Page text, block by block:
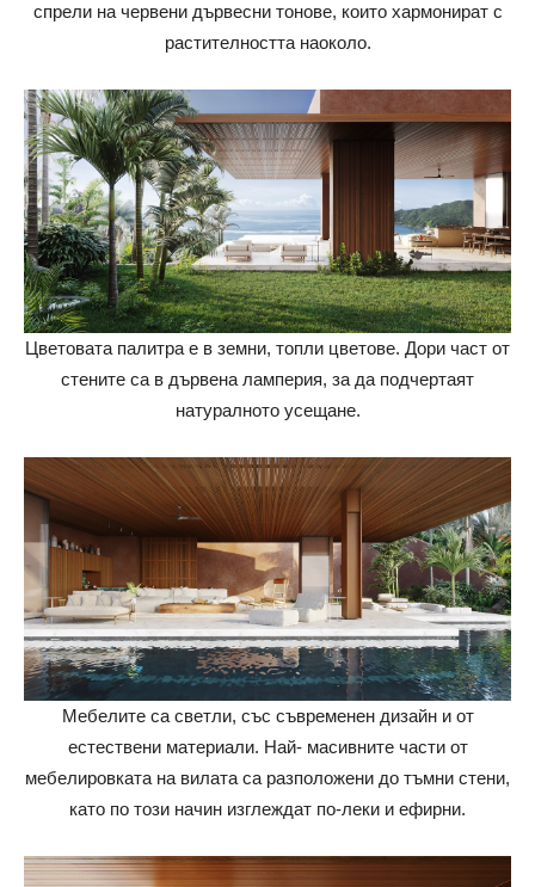
спрели на червени дървесни тонове, които хармонират с
растителността наоколо.
Цветовата палитра е в земни, топли цветове. Дори част от
стените са в дървена ламперия, за да подчертаят
натуралното усещане.
Мебелите са светли, със съвременен дизайн и от
естествени материали. Най- масивните части от
мебелировката на вилата са разположени до тъмни стени,
като по този начин изглеждат по-леки и ефирни.